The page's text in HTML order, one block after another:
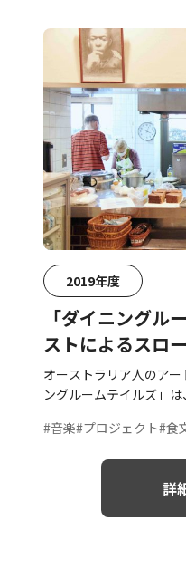
2019年度
「ダイニングル
ストによるスロ
オーストラリア人のア
ングルームテイルズ」は
#音楽#プロジェクト#食
詳